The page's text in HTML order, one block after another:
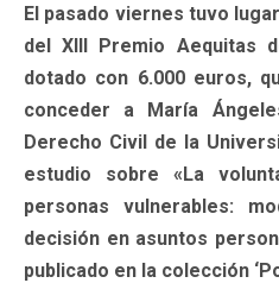
El pasado viernes tuvo
del XIII Premio Aequitas
dotado con 6.000 euros,
conceder a María
Derecho Civil de la
estudio sobre «La
personas vulnerables:
decisión en asuntos
publicado en la colección